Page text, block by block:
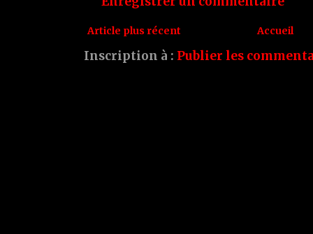
Article plus récent Accueil
Inscription à : Publier les